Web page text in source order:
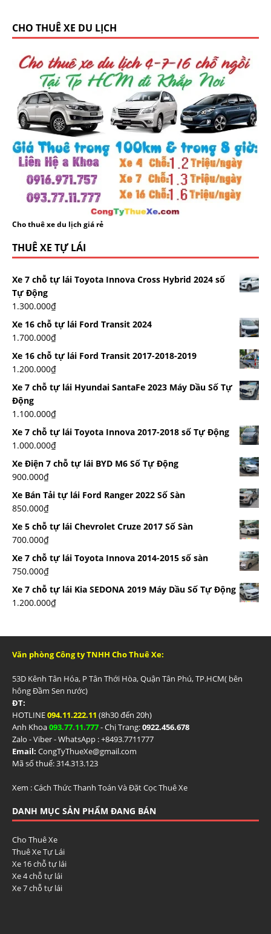
CHO THUÊ XE DU LỊCH
Cho thuê xe du lịch giá rẻ
THUÊ XE TỰ LÁI
Xe 7 chỗ tự lái Toyota Innova Cross Hybrid 2024 số
Tự Động
1.300.000₫
Xe 16 chỗ tự lái Ford Transit 2024
1.700.000₫
Xe 16 chỗ tự lái Ford Transit 2017-2018-2019
1.200.000₫
Xe 7 chỗ tự lái Hyundai SantaFe 2023 Máy Dầu Số Tự
Động
1.100.000₫
Xe 7 chỗ tự lái Toyota Innova 2017-2018 số Tự Động
1.000.000₫
Xe Điện 7 chỗ tự lái BYD M6 Số Tự Động
900.000₫
Xe Bán Tải tự lái Ford Ranger 2022 Số Sàn
850.000₫
Xe 5 chỗ tự lái Chevrolet Cruze 2017 Số Sàn
700.000₫
Xe 7 chỗ tự lái Toyota Innova 2014-2015 số sàn
750.000₫
Xe 7 chỗ tự lái Kia SEDONA 2019 Máy Dầu Số Tự Động
1.200.000₫
Văn phòng Công ty TNHH Cho Thuê Xe:
53D Kênh Tân Hóa, P Tân Thới Hòa, Quận Tân Phú, TP.HCM( bên
hông Đầm Sen nước)
ĐT:
HOTLINE094.11.222.11 (8h30 đến 20h)
Anh Khoa093.77.11.777- Chị Trang:0922.456.678
Zalo - Viber - WhatsApp : +8493.7711777
Email: CongTyThueXe@gmail.com
Mã số thuế: 314.313.123
Xem :Cách Thức Thanh Toán Và Đặt Cọc Thuê Xe
DANH MỤC SẢN PHẨM ĐANG BÁN
Cho Thuê Xe
Thuê Xe Tự Lái
Xe 16 chỗ tự lái
Xe 4 chỗ tự lái
Xe 7 chỗ tự lái